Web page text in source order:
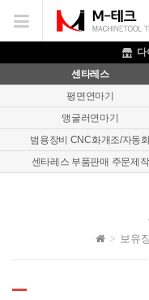
이메일을
입력하시면
등록
시
전송됩니다.
다
센타레스
평면연마기
앵굴러연마기
범용장비 CNC화개조/자동
센타레스 부품판매 주문제작
보유